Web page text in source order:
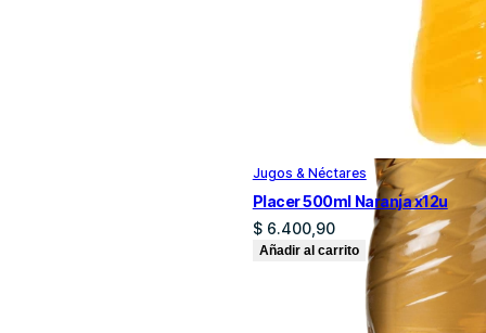
Jugos & Néctares
Placer 500ml Naranja x12u
$6.400,90
Añadir al carrito